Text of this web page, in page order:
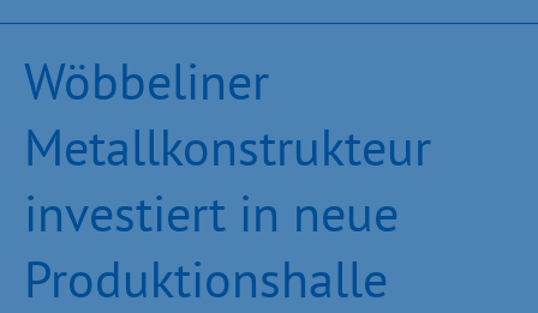
Wöbbeliner
Metallkonstrukteur
investiert in neue
Produktionshalle